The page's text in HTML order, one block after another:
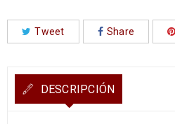
Tweet Share
DESCRIPCIÓN